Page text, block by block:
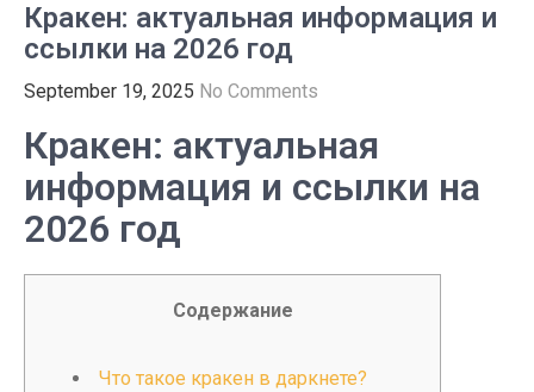
Кракен: актуальная информация и
ссылки на 2026 год
September 19, 2025 No Comments
Кракен: актуальная
информация и ссылки на
2026 год
Содержание
Что такое кракен в даркнете?